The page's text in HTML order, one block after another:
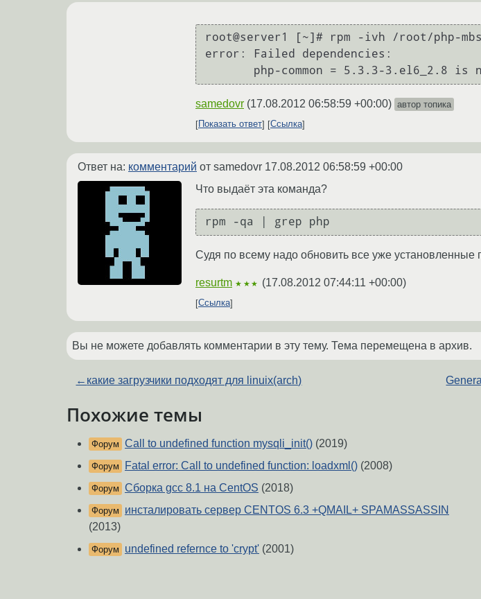
root@server1 [~]# rpm -ivh /root/php-
error: Failed dependencies:
samedovr (17.08.2012 06:58:59 +00:00) автор топика
Показать ответ
Ссылка
Ответ на: комментарий от samedovr 17.08.2012 06:58:59 +00:00
Что выдаёт эта команда?
Судя по всему надо обновить все уже установленные
resurtm ★★★ (17.08.2012 07:44:11 +00:00)
Ссылка
Вы не можете добавлять комментарии в эту тему. Тема перемещена в архив.
← какие загрузчики подходят для linuix(arch) General
Похожие темы
Форум Call to undefined function mysqli_init() (2019)
Форум Fatal error: Call to undefined function: loadxml() (2008)
Форум Сборка gcc 8.1 на CentOS (2018)
Форум
инсталировать сервер CENTOS 6.3 +QMAIL+ SPAMASSASSIN
(2013)
Форум undefined refernce to 'crypt' (2001)